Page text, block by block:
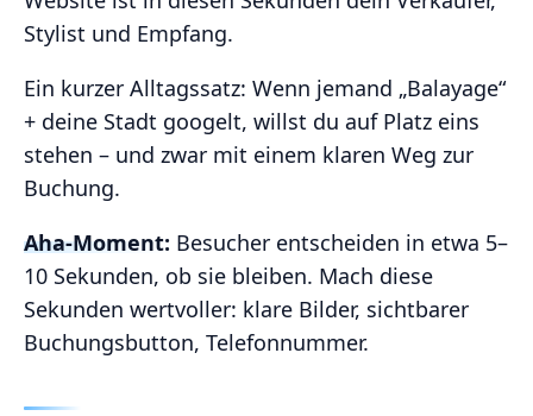
Stylist und Empfang.
Ein kurzer Alltagssatz: Wenn jemand „Balayage“
+ deine Stadt googelt, willst du auf Platz eins
stehen – und zwar mit einem klaren Weg zur
Buchung.
Aha‑Moment: Besucher entscheiden in etwa 5–
10 Sekunden, ob sie bleiben. Mach diese
Sekunden wertvoller: klare Bilder, sichtbarer
Buchungsbutton, Telefonnummer.